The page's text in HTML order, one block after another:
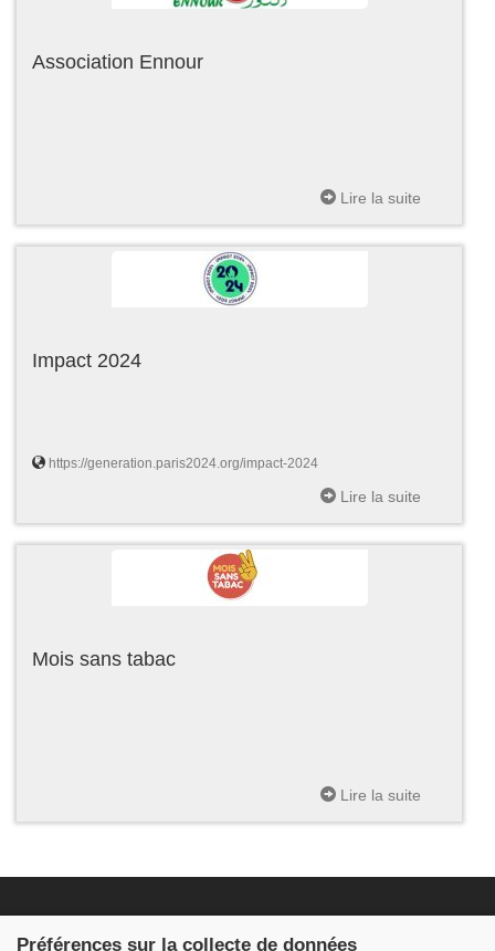
Association Ennour
Lire la suite
Impact 2024
https://generation.paris2024.org/impact-2024
Lire la suite
Mois sans tabac
Lire la suite
Préférences sur la collecte de données